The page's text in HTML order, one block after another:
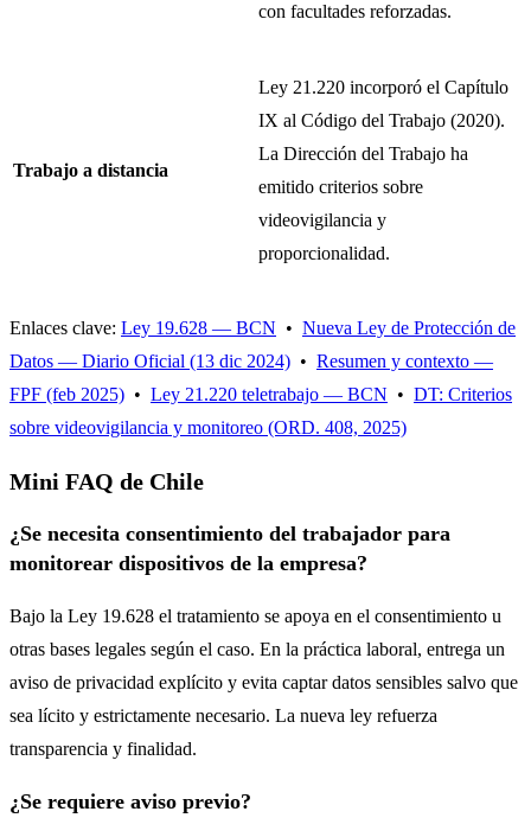
con facultades reforzadas.
Trabajo a distancia
Ley 21.220 incorporó el Capítulo
IX al Código del Trabajo (2020).
La Dirección del Trabajo ha
emitido criterios sobre
videovigilancia y
proporcionalidad.
Enlaces clave: Ley 19.628 — BCN • Nueva Ley de Protección de
Datos — Diario Oficial (13 dic 2024) • Resumen y contexto —
FPF (feb 2025) • Ley 21.220 teletrabajo — BCN • DT: Criterios
sobre videovigilancia y monitoreo (ORD. 408, 2025)
Mini FAQ de Chile
¿Se necesita consentimiento del trabajador para
monitorear dispositivos de la empresa?
Bajo la Ley 19.628 el tratamiento se apoya en el consentimiento u
otras bases legales según el caso. En la práctica laboral, entrega un
aviso de privacidad explícito y evita captar datos sensibles salvo que
sea lícito y estrictamente necesario. La nueva ley refuerza
transparencia y finalidad.
¿Se requiere aviso previo?